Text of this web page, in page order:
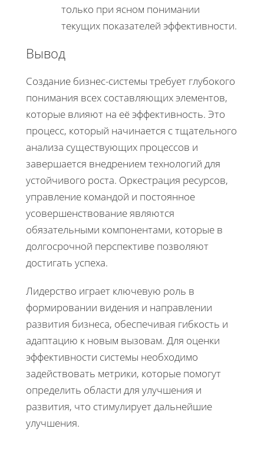
только при ясном понимании
текущих показателей эффективности.
Вывод
Создание бизнес-системы требует глубокого
понимания всех составляющих элементов,
которые влияют на её эффективность. Это
процесс, который начинается с тщательного
анализа существующих процессов и
завершается внедрением технологий для
устойчивого роста. Оркестрация ресурсов,
управление командой и постоянное
усовершенствование являются
обязательными компонентами, которые в
долгосрочной перспективе позволяют
достигать успеха.
Лидерство играет ключевую роль в
формировании видения и направлении
развития бизнеса, обеспечивая гибкость и
адаптацию к новым вызовам. Для оценки
эффективности системы необходимо
задействовать метрики, которые помогут
определить области для улучшения и
развития, что стимулирует дальнейшие
улучшения.